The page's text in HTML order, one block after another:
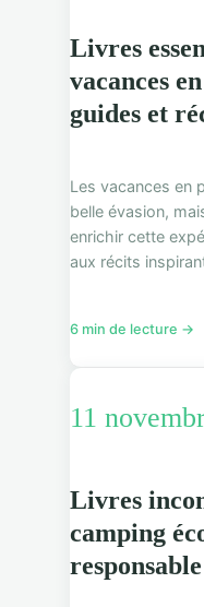
Livres
vacances
guides et
Les vacances en
belle évasion,
enrichir cette
aux récits
6 min de lecture →
11
Livres
camping
responsable